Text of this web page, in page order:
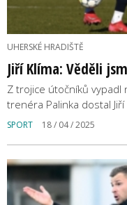
UHERSKÉ HRADIŠTĚ
Jiří Klíma: Věděli
Z trojice útočníků vypadl
trenéra Palinka dostal Jiří
SPORT 18 / 04 / 2025